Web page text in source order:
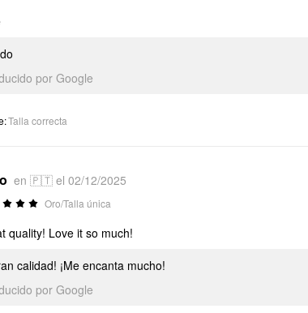
por Google
:Talla correcta
en 🇵🇹 el 02/12/2025
Oro/Talla única
quality! Love it so much!
calidad! ¡Me encanta mucho!
por Google